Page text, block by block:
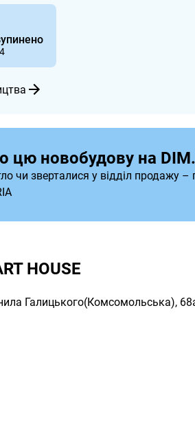
цю новобудову на
чи зверталися у відділ продажу –
HOUSE
Галицького(Комсомольська),